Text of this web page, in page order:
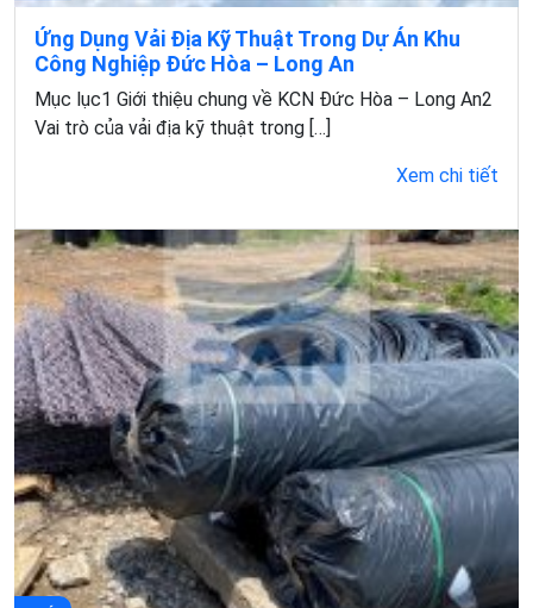
Ứng Dụng Vải Địa Kỹ Thuật Trong Dự Án Khu
Công Nghiệp Đức Hòa – Long An
Mục lục1 Giới thiệu chung về KCN Đức Hòa – Long An2
Vai trò của vải địa kỹ thuật trong […]
Xem chi tiết